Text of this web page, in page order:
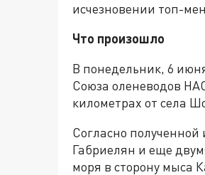
исчезновении топ-
Что произошло
В понедельник, 6
Союза оленеводов
километрах от села
Согласно
Габриелян и еще
моря в сторону мыса